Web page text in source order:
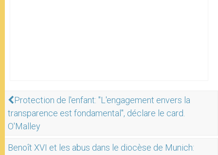
Protection de l'enfant: "L'engagement envers la
transparence est fondamental", déclare le card.
O'Malley
Benoît XVI et les abus dans le diocèse de Munich: